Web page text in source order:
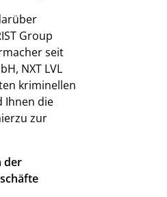
Group
seit
NXT LVL
kriminellen
Ihnen die
zur
der